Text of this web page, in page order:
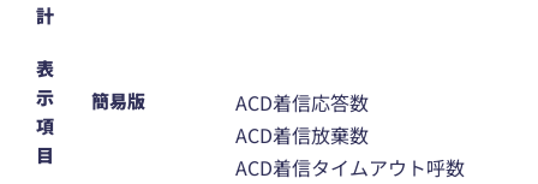
計
表
示
項
目
簡易版
ACD着信応答数
ACD着信放棄数
ACD着信タイムアウト呼数